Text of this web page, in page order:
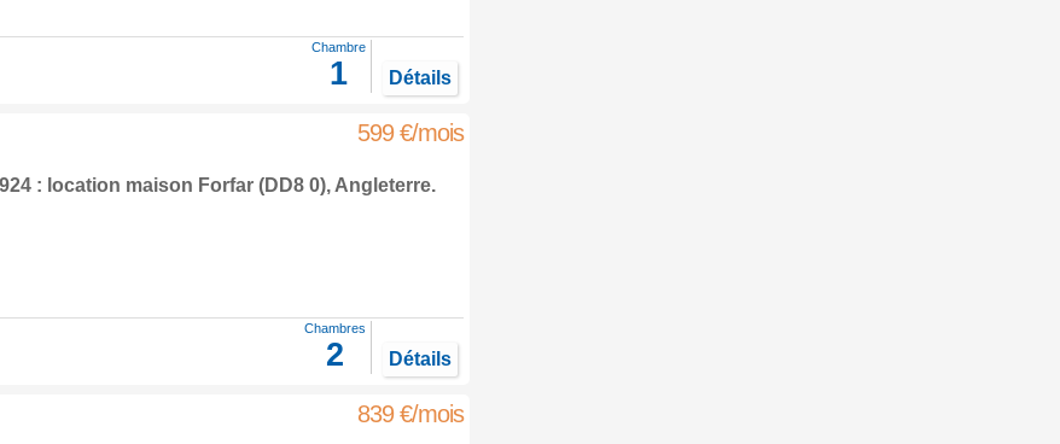
Chambre
1 Détails
599 €/mois
: location maison Forfar(DD8 0), Angleterre.
Chambres
2 Détails
839 €/mois